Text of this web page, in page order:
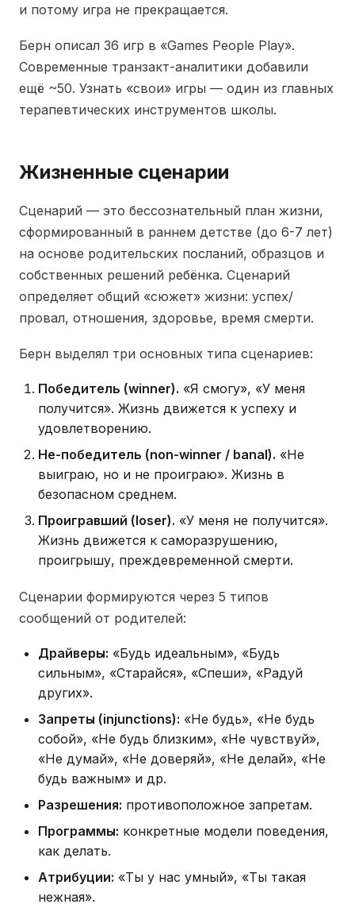
и потому игра не прекращается.
Берн описал 36 игр в «Games People Play».
Современные транзакт-аналитики добавили
ещё ~50. Узнать «свои» игры — один из главных
терапевтических инструментов школы.
Жизненные сценарии
Сценарий — это бессознательный план жизни,
сформированный в раннем детстве (до 6-7 лет)
на основе родительских посланий, образцов и
собственных решений ребёнка. Сценарий
определяет общий «сюжет» жизни: успех/
провал, отношения, здоровье, время смерти.
Берн выделял три основных типа сценариев:
Победитель (winner). «Я смогу», «У меня
получится». Жизнь движется к успеху и
удовлетворению.
Не-победитель (non-winner / banal). «Не
выиграю, но и не проиграю». Жизнь в
безопасном среднем.
Проигравший (loser). «У меня не получится».
Жизнь движется к саморазрушению,
проигрышу, преждевременной смерти.
Сценарии формируются через 5 типов
сообщений от родителей:
Драйверы: «Будь идеальным», «Будь
сильным», «Старайся», «Спеши», «Радуй
других».
Запреты (injunctions): «Не будь», «Не будь
собой», «Не будь близким», «Не чувствуй»,
«Не думай», «Не доверяй», «Не делай», «Не
будь важным» и др.
Разрешения: противоположное запретам.
Программы: конкретные модели поведения,
как делать.
Атрибуции: «Ты у нас умный», «Ты такая
нежная».